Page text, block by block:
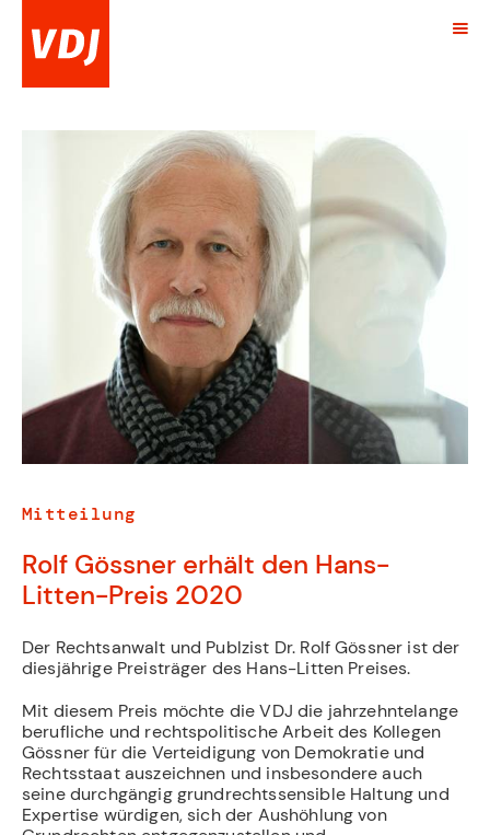
Mitteilung
Rolf Gössner erhält den Hans-
Litten-Preis 2020
Der Rechtsanwalt und Publzist Dr. Rolf Gössner ist der
diesjährige Preisträger des Hans-Litten Preises.
Mit diesem Preis möchte die VDJ die jahrzehntelange
berufliche und rechtspolitische Arbeit des Kollegen
Gössner für die Verteidigung von Demokratie und
Rechtsstaat auszeichnen und insbesondere auch
seine durchgängig grundrechtssensible Haltung und
Expertise würdigen, sich der Aushöhlung von